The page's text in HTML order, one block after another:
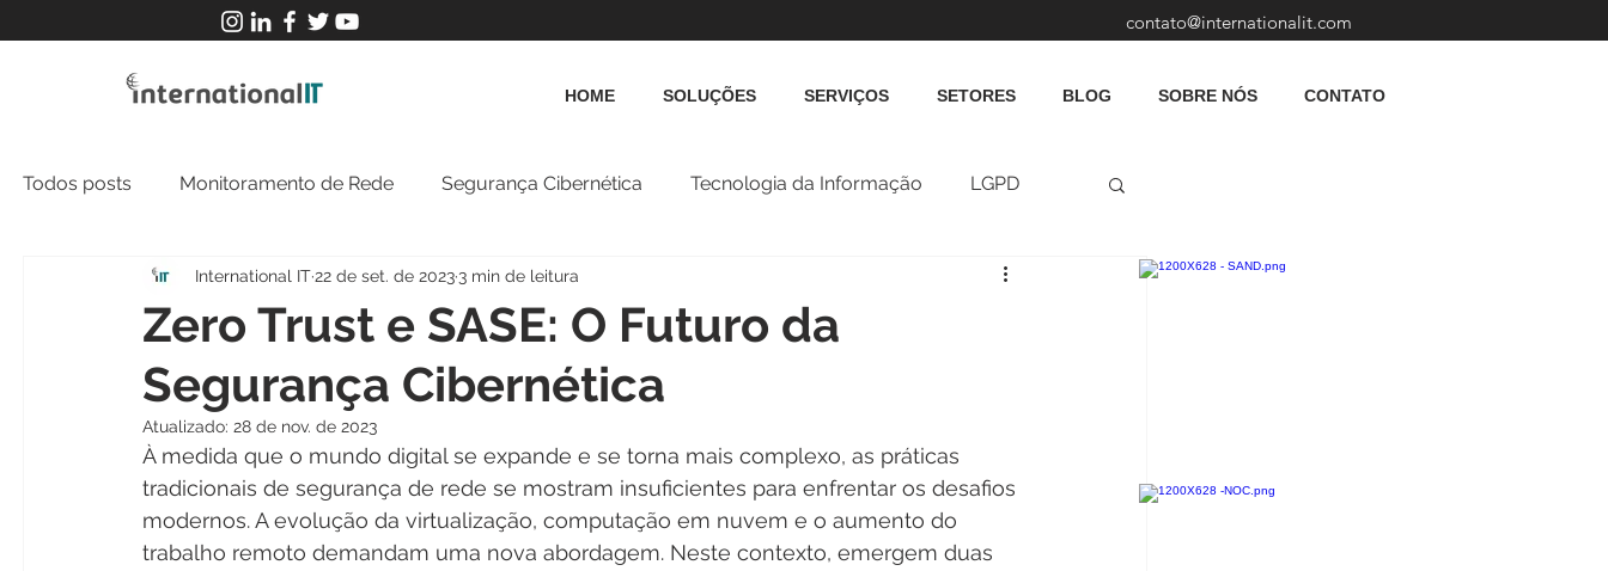
contato@internationalit.com
HOME SOLUÇÕES SERVIÇOS SETORES BLOG SOBRE NÓS CONTATO
Todos posts Monitoramento de Rede Segurança Cibernética Tecnologia da Informação LGPD
NOC Tecnologia Operacional
Zero Trust e SASE: O Futuro da
Segurança Cibernética
International IT22 de set. de 2023 3 min de leitura
Atualizado: 28 de nov. de 2023
À medida que o mundo digital se expande e se torna mais complexo, as práticas
tradicionais de segurança de rede se mostram insuficientes para enfrentar os desafios
modernos. A evolução da virtualização, computação em nuvem e o aumento do
trabalho remoto demandam uma nova abordagem. Neste contexto, emergem duas